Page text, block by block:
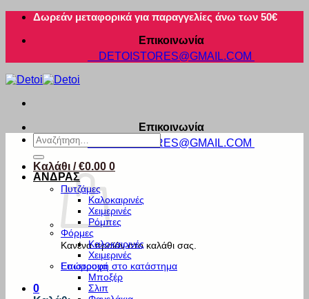
Μετάβαση
περιεχόμενο
Δωρεάν μεταφορικά για παραγγελίες άνω των 50€
Επικοινωνία
DETOISTORES@GMAIL.COM
Επικοινωνία
DETOISTORES@GMAIL.COM
Καλάθι /€0.00 0
Κανένα προϊόν στο καλάθι σας.
Επιστροφή στο κατάστημα
0
Αναζήτηση
για:
ΑΝΔΡΑΣ
Πυτζάμες
Καλοκαιρινές
Χειμερινές
Ρόμπες
Φόρμες
Καλοκαιρινές
Χειμερινές
Εσώρουχα
Μποξέρ
Σλιπ